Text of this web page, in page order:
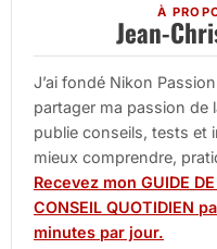
À
Jean-
J’ai fondé Nikon
partager ma passion de
publie conseils, tests et
mieux comprendre,
Recevez mon GUIDE
CONSEIL QUOTIDIEN
minutes par jour.